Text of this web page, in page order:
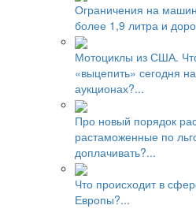
Ограничения на
более 1,9 литра и
Мотоциклы из США.
«выцепить» сегодня
аукционах?...
Про новый порядок
растаможенные по
доплачивать?...
Что происходит в
Европы?...